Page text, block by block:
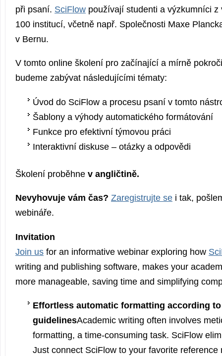
při psaní. SciFlow používají studenti a výzkumníci z
100 institucí, včetně např. Společnosti Maxe
v Bernu.
V tomto online školení pro začínající a mírně
budeme zabývat následujícími tématy:
Úvod do SciFlow a procesu psaní v tomto
Šablony a výhody automatického formátování
Funkce pro efektivní týmovou práci
Interaktivní diskuse – otázky a odpovědi
Školení proběhne v angličtině.
Nevyhovuje vám čas? Zaregistrujte se i tak,
webináře.
Invitation
Join us for an informative webinar exploring how
writing and publishing software, makes your
more manageable, saving time and simplifying
Effortless automatic formatting according to
guidelinesAcademic writing often involves
formatting, a time-consuming task. SciFlow
Just connect SciFlow to your favorite reference